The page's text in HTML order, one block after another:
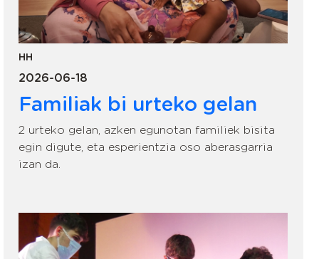
HH
2026-06-18
Familiak bi urteko gelan
2 urteko gelan, azken egunotan familiek bisita
egin digute, eta esperientzia oso aberasgarria
izan da.